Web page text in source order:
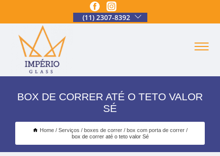
(11) 2307-8392
BOX DE CORRER ATÉ O TETO VALOR
SÉ
Home Serviços boxes de correr
box com porta de correr
box de correr até o teto valor Sé